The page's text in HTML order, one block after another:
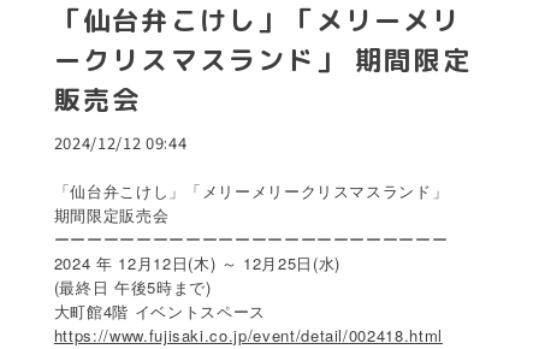
「仙台弁こけし」「メリーメリ
ークリスマスランド」 期間限定
販売会
2024/12/12 09:44
「仙台弁こけし」「メリーメリークリスマスランド」
期間限定販売会
ーーーーーーーーーーーーーーーーーーーーーーーー
2024 年 12月12日(木) ～ 12月25日(水)
(最終日 午後5時まで)
大町館4階 イベントスペース
https://www.fujisaki.co.jp/event/detail/002418.html